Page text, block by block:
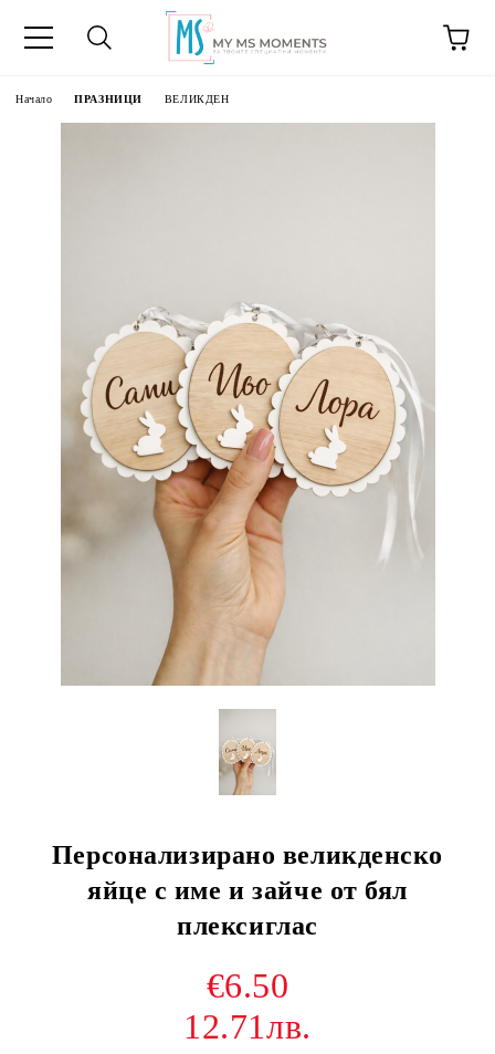
Начало ПРАЗНИЦИ ВЕЛИКДЕН
Персонализирано великденско
яйце с име и зайче от бял
плексиглас
€6.50
12.71лв.